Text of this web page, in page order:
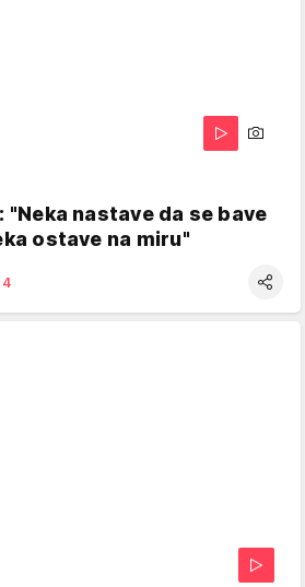
"Neka nastave da se bave
ostave na miru"
4